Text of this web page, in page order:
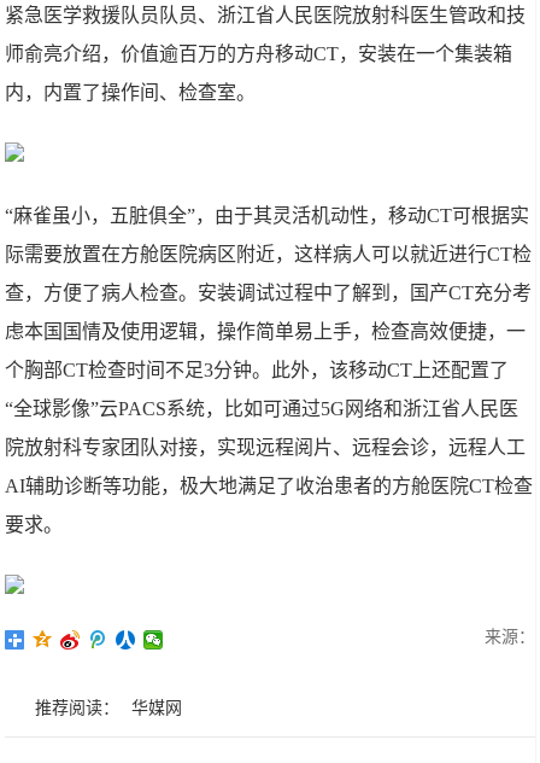
紧急医学救援队员队员、浙江省人民医院放射科医生管政和技
师俞亮介绍，价值逾百万的方舟移动CT，安装在一个集装箱
内，内置了操作间、检查室。
“麻雀虽小，五脏俱全”，由于其灵活机动性，移动CT可根据实
际需要放置在方舱医院病区附近，这样病人可以就近进行CT检
查，方便了病人检查。安装调试过程中了解到，国产CT充分考
虑本国国情及使用逻辑，操作简单易上手，检查高效便捷，一
个胸部CT检查时间不足3分钟。此外，该移动CT上还配置了
“全球影像”云PACS系统，比如可通过5G网络和浙江省人民医
院放射科专家团队对接，实现远程阅片、远程会诊，远程人工
AI辅助诊断等功能，极大地满足了收治患者的方舱医院CT检查
要求。
来源：
推荐阅读： 华媒网